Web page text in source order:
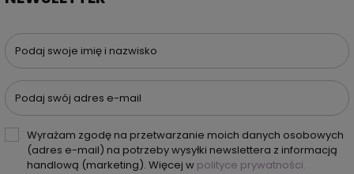
Podaj swoje imię i nazwisko
Podaj swój adres e-mail
Wyrażam zgodę na przetwarzanie moich danych osobowych
(adres e-mail) na potrzeby wysyłki newslettera z informacją
handlową (marketing). Więcej w polityce prywatności.